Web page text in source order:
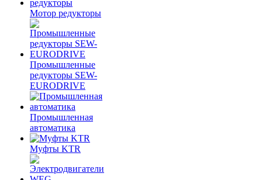
Мотор редукторы
Промышленные
редукторы SEW-
EURODRIVE
Промышленная
автоматика
Муфты KTR